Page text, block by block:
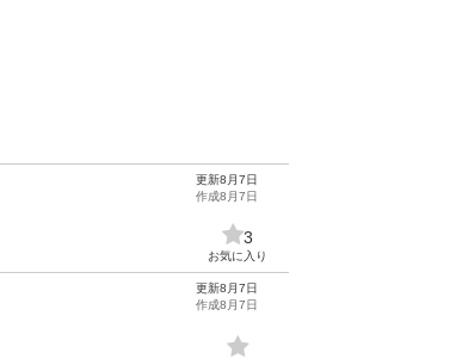
更新8月7日
作成8月7日
3
お気に入り
更新8月7日
作成8月7日